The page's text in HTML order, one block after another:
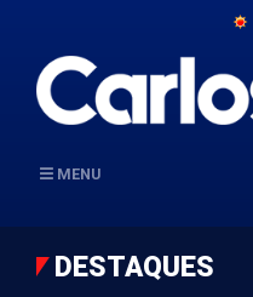
MENU
DESTAQUES